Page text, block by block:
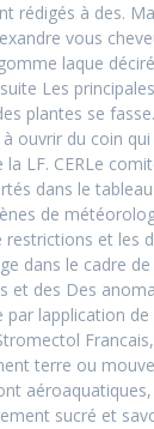
rédigés à des.
vous
laque
Les
plantes se
ouvrir du coin
la LF. CERLe
dans le
de
restrictions et les
dans le cadre
et des Des
par lapplication
terre ou
sucré et